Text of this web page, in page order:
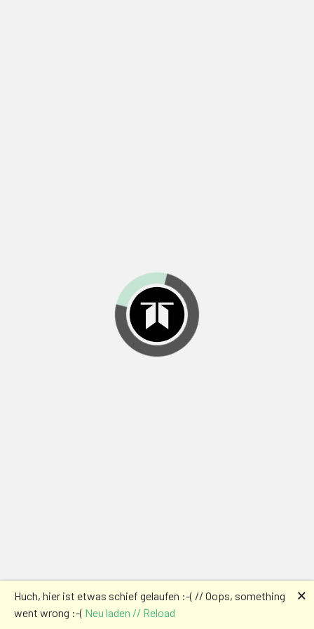
Huch, hier ist etwas schief gelaufen :-( // Oops, something
went wrong :-( Neu laden // Reload
🗙